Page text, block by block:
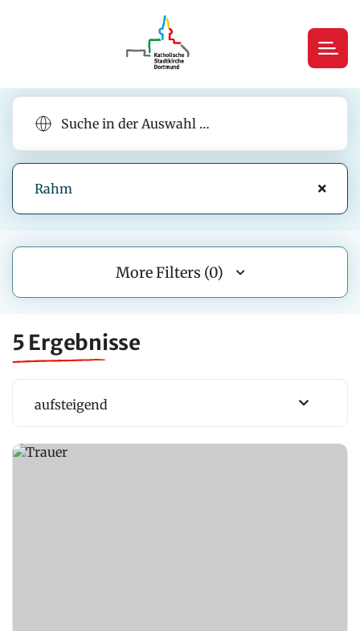
Rahm
More Filters (0)
5 Ergebnisse
aufsteigend